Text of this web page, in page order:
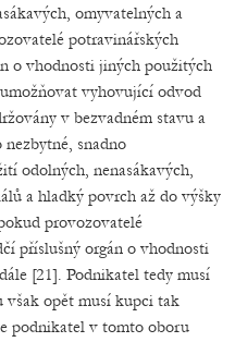
omyvatelných a
potravinářských
o vhodnosti jiných použitých
vyhovující odvod
v bezvadném stavu a
snadno
odolných, nenasákavých,
a hladký povrch až do výšky
provozovatelé
příslušný orgán o vhodnosti
[21]. Podnikatel tedy musí
však opět musí kupci tak
podnikatel v tomto oboru